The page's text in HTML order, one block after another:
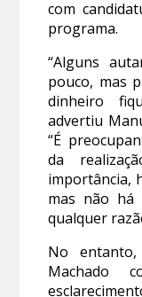
com
programa.
“Alguns
pouco, mas
dinheiro
advertiu
“É
da
importância,
mas não há
qualquer
No
Machado